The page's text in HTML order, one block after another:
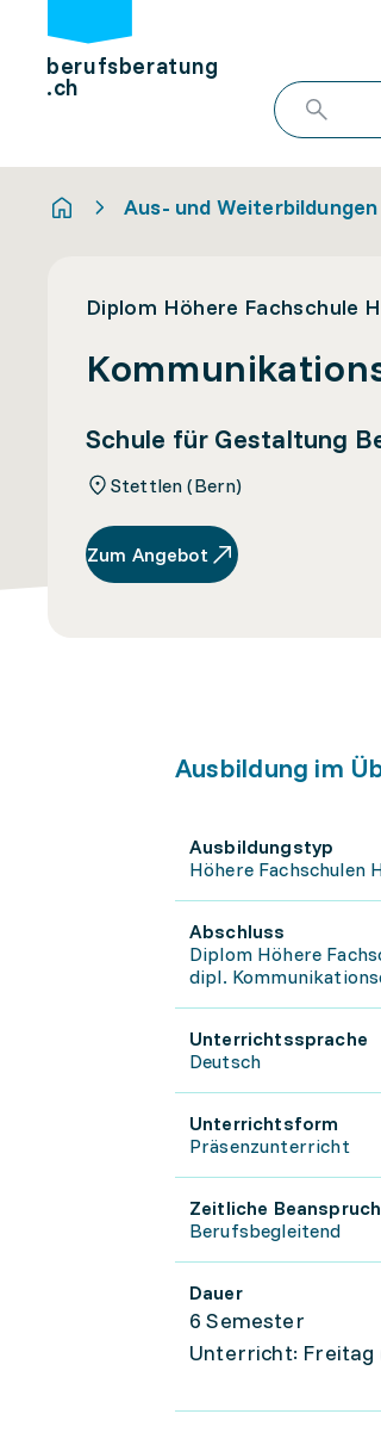
berufsberatung
.ch
Aus- und Weiterbildungen
Diplom Höhere Fachschule
Schule für Gestaltung
Stettlen (Bern)
Zum Angebot
Ausbildung im
Ausbildungstyp
Höhere Fachschulen
Abschluss
Diplom Höhere
dipl.
Unterrichtssprache
Deutsch
Unterrichtsform
Präsenzunterricht
Zeitliche
Berufsbegleitend
Dauer
6 Semester
Unterricht: Freitag